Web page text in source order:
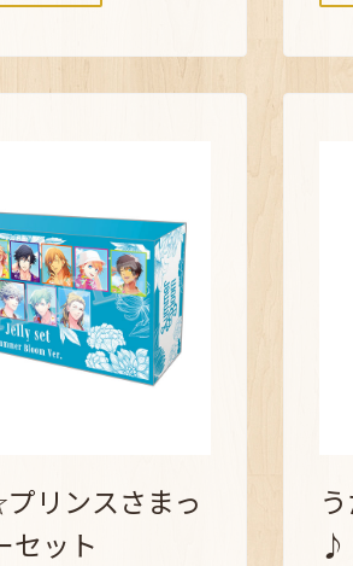
リンスさまっ
セット
♪